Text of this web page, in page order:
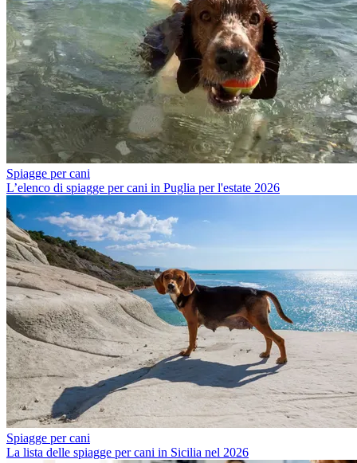
Spiagge per cani
L’elenco di spiagge per cani in Puglia per l'estate 2026
Spiagge per cani
La lista delle spiagge per cani in Sicilia nel 2026